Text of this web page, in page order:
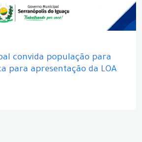
convida população para
para apresentação da LOA